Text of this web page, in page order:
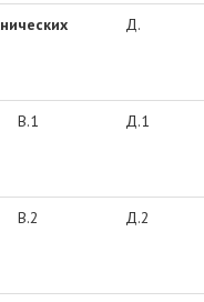
Д.
В.1 Д.1
В.2 Д.2